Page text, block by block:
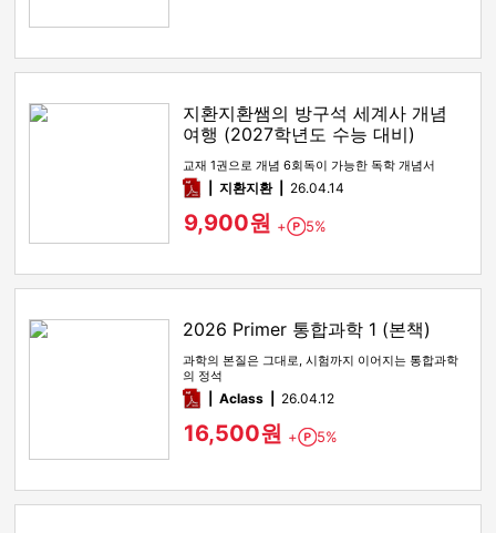
지환지환쌤의 방구석 세계사 개념
여행 (2027학년도 수능 대비)
교재 1권으로 개념 6회독이 가능한 독학 개념서
pdf지환지환 26.04.14
9,900원 + Point
5%
2026 Primer 통합과학 1 (본책)
과학의 본질은 그대로, 시험까지 이어지는 통합과학
의 정석
pdfAclass 26.04.12
16,500원 + Point
5%